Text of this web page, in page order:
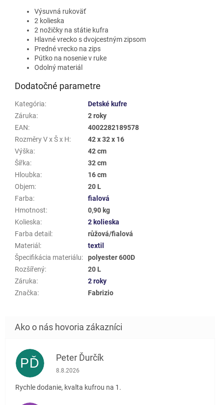
Výsuvná rukoväť
2 kolieska
2 nožičky na státie kufra
Hlavné vrecko s dvojcestným zipsom
Predné vrecko na zips
Pútko na nosenie v ruke
Odolný materiál
Dodatočné parametre
Kategória:
Detské kufre
Záruka:
2 roky
EAN:
4002282189578
Rozměry V x Š x H:
42 x 32 x 16
Výška:
42 cm
Šířka:
32 cm
Hloubka:
16 cm
Objem:
20 L
Farba:
fialová
Hmotnost:
0,90 kg
Kolieska:
2 kolieska
Farba detail :
růžová/fialová
Materiál :
textil
Špecifikácia materiálu:
polyester 600D
Rozšířený:
20 L
Záruka:
2 roky
Značka: Fabrizio
PĎ Peter Ďurčík
Hodnotenie obchodu je 5 z 5 hviezdičiek.
8.8.2026
Rychle dodanie, kvalta kufrou na 1.